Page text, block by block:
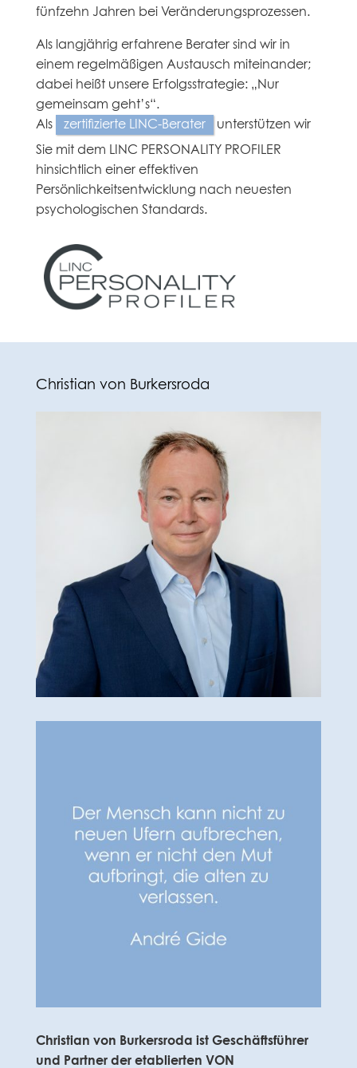
fünfzehn Jahren bei Veränderungsprozessen.
Als langjährig erfahrene Berater sind wir in
einem regelmäßigen Austausch miteinander;
dabei heißt unsere Erfolgsstrategie: „Nur
gemeinsam geht’s“.
Als
zertifizierte LINC-Berater
unterstützen wir
Sie mit dem LINC PERSONALITY PROFILER
hinsichtlich einer effektiven
Persönlichkeitsentwicklung nach neuesten
psychologischen Standards.
Christian von Burkersroda
Christian von Burkersroda ist Geschäftsführer
und Partner der etablierten VON